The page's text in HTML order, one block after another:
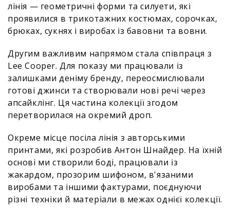
лінія — геометричні форми та силуети, які
проявилися в трикотажних костюмах, сорочках,
брюках, сукнях і виробах із бавовни та вовни.
Другим важливим напрямом стала співпраця з
Lee Cooper. Для показу ми працювали із
залишками деніму бренду, переосмислювали
готові джинси та створювали нові речі через
апсайклінг. Ця частина колекції згодом
перетворилася на окремий дроп.
Окреме місце посіла лінія з авторськими
принтами, які розробив Антон Шнайдер. На їхній
основі ми створили боді, працювали із
жакардом, прозорим шифоном, в'язаними
виробами та іншими фактурами, поєднуючи
різні техніки й матеріали в межах однієї колекції.